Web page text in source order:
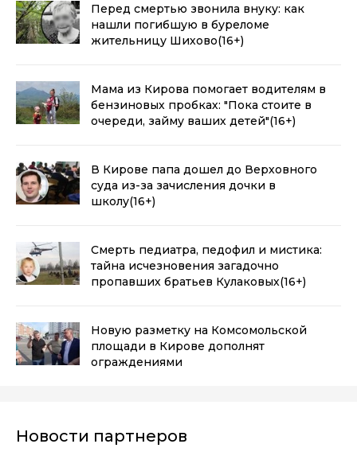
Перед смертью звонила внуку: как
нашли погибшую в буреломе
жительницу Шихово(16+)
Мама из Кирова помогает водителям в
бензиновых пробках: "Пока стоите в
очереди, займу ваших детей"(16+)
В Кирове папа дошел до Верховного
суда из-за зачисления дочки в
школу(16+)
Смерть педиатра, педофил и мистика:
тайна исчезновения загадочно
пропавших братьев Кулаковых(16+)
Новую разметку на Комсомольской
площади в Кирове дополнят
ограждениями
Новости партнеров